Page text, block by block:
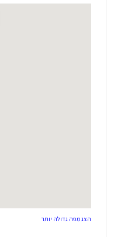
הצג מפה גדולה יותר